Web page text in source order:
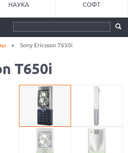
НАУКА СОФТ
Sony Ericsson T650i
T650i